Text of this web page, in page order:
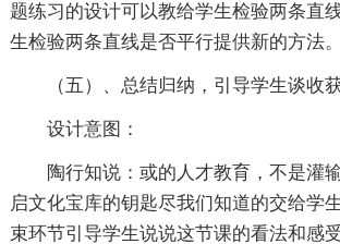
题练习的设计可以教给学生检验两条直
生检验两条直线是否平行提供新的方法。
（五）、总结归纳，引导学生谈收获
设计意图：
陶行知说：或的人才教育，不是灌
启文化宝库的钥匙尽我们知道的交给学
束环节引导学生说说这节课的看法和感